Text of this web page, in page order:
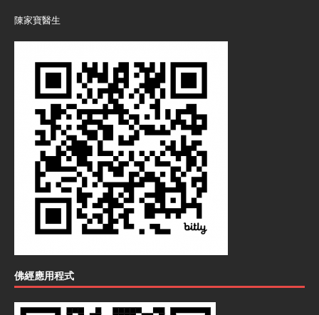
陳家寶醫生
佛經應用程式